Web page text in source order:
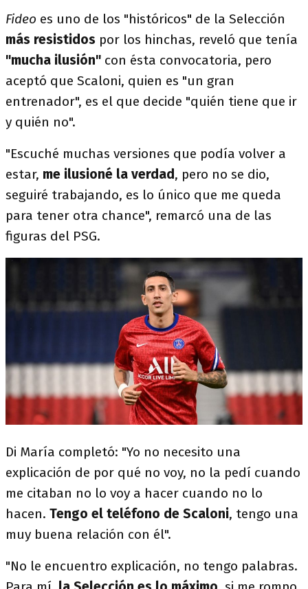
Fideo es uno de los "históricos" de la Selección
más resistidos por los hinchas, reveló que tenía
"mucha ilusión" con ésta convocatoria, pero
aceptó que Scaloni, quien es "un gran
entrenador", es el que decide "quién tiene que ir
y quién no".
"Escuché muchas versiones que podía volver a
estar, me ilusioné la verdad, pero no se dio,
seguiré trabajando, es lo único que me queda
para tener otra chance", remarcó una de las
figuras del PSG.
Di María completó: "Yo no necesito una
explicación de por qué no voy, no la pedí cuando
me citaban no lo voy a hacer cuando no lo
hacen. Tengo el teléfono de Scaloni, tengo una
muy buena relación con él".
"No le encuentro explicación, no tengo palabras.